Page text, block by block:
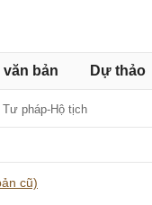
bản Dự thảo
Tư pháp-Hộ tịch
cũ)